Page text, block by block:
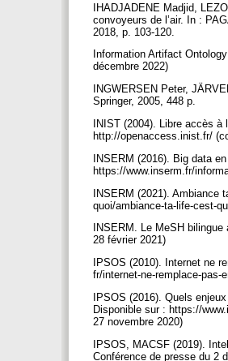
IHADJADENE Madjid,
convoyeurs de l’air. In :
2018, p. 103-120.
Information Artifact
décembre 2022)
INGWERSEN Peter,
Springer, 2005, 448 p.
INIST (2004). Libre accès
http://openaccess.inist.fr/
INSERM (2016). Big data
https://www.inserm.fr/
INSERM (2021). Ambiance
quoi/ambiance-ta-life-cest-
INSERM. Le MeSH
28 février 2021)
IPSOS (2010). Internet ne
fr/internet-ne-remplace-
IPSOS (2016). Quels
Disponible sur : https://
27 novembre 2020)
IPSOS, MACSF (2019).
Conférence de presse du 2